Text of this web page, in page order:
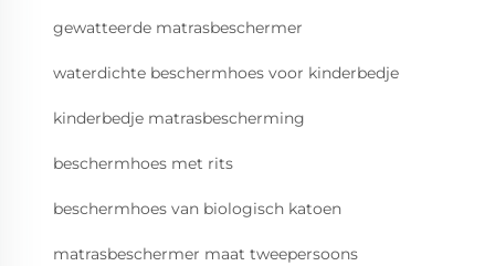
gewatteerde matrasbeschermer
waterdichte beschermhoes voor kinderbedje
kinderbedje matrasbescherming
beschermhoes met rits
beschermhoes van biologisch katoen
matrasbeschermer maat tweepersoons